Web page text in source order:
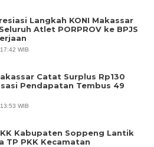
Langkah KONI Makassar
Atlet PORPROV ke BPJS
WIB
Catat Surplus Rp130
Pendapatan Tembus 49
WIB
Kabupaten Soppeng Lantik
TP PKK Kecamatan